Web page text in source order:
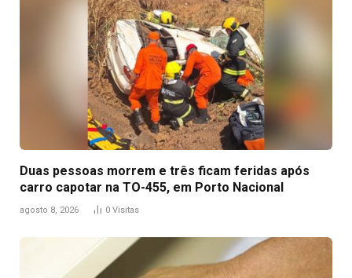
Duas pessoas morrem e três ficam feridas após
carro capotar na TO-455, em Porto Nacional
agosto 8, 2026 0 Visitas